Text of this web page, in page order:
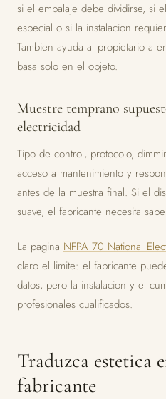
si el embalaje debe dividirse, si
especial o si la instalacion
Tambien ayuda al propietario a
basa solo en el objeto.
Muestre temprano
electricidad
Tipo de control, protocolo,
acceso a mantenimiento y
antes de la muestra final. Si el
suave, el fabricante necesita
La pagina NFPA 70 National
claro el limite: el fabricante
datos, pero la instalacion y el
profesionales cualificados.
Traduzca estetica
fabricante